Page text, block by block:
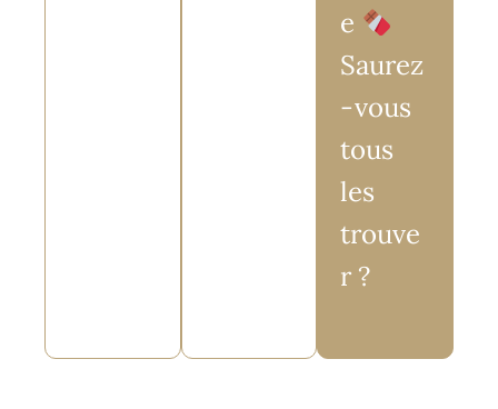
e
Saurez
-vous
tous
les
trouve
r ?